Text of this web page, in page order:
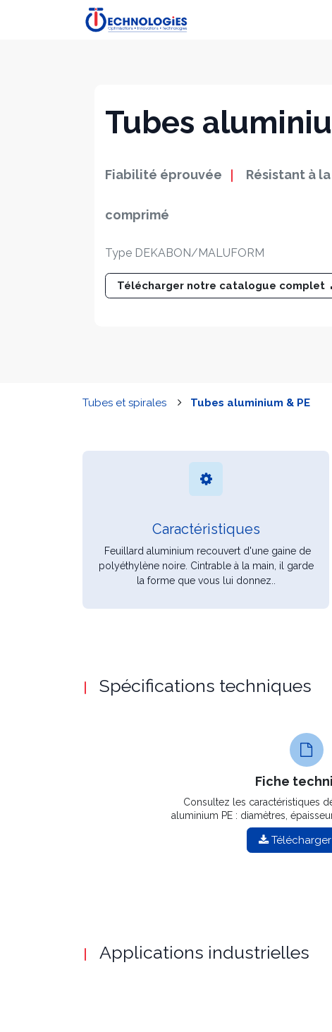
Se rendre au contenu
Tubes
Fiabilité éprouvée Résistant à
comprimé
Type DEKABON/MALUFORM
Télécharger notre catalogue complet
Tubes et spirales Tubes aluminium & PE
Caractéristiques
Feuillard aluminium recouvert d'une gaine de
polyéthylène noire. Cintrable à la main, il garde
la forme que vous lui donnez..
Spécifications techniques
Fiche
Consultez les caractéristiques
aluminium PE : diamètres,
Télécharger
Applications industrielles